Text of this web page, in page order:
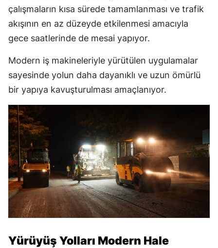
çalışmaların kısa sürede tamamlanması ve trafik
akışının en az düzeyde etkilenmesi amacıyla
gece saatlerinde de mesai yapıyor.
Modern iş makineleriyle yürütülen uygulamalar
sayesinde yolun daha dayanıklı ve uzun ömürlü
bir yapıya kavuşturulması amaçlanıyor.
Yürüyüş Yolları Modern Hale